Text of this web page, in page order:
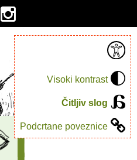
Visoki kontrast
Čitljiv slog
Podcrtane poveznice